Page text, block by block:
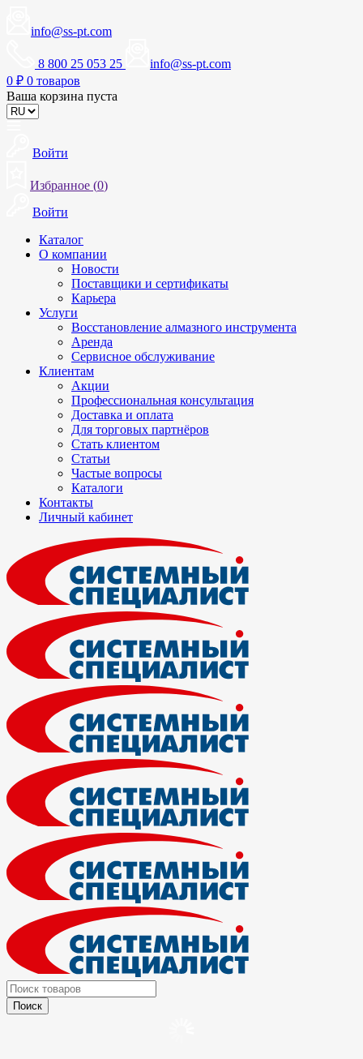
info@ss-pt.com
8 800 25 053 25
info@ss-pt.com
0 ₽ 0 товаров
Ваша корзина пуста
Войти
Избранное (0)
Войти
Каталог
О компании
Новости
Поставщики и сертификаты
Карьера
Услуги
Восстановление алмазного инструмента
Аренда
Сервисное обслуживание
Клиентам
Акции
Профессиональная консультация
Доставка и оплата
Для торговых партнёров
Стать клиентом
Статьи
Частые вопросы
Каталоги
Контакты
Личный кабинет